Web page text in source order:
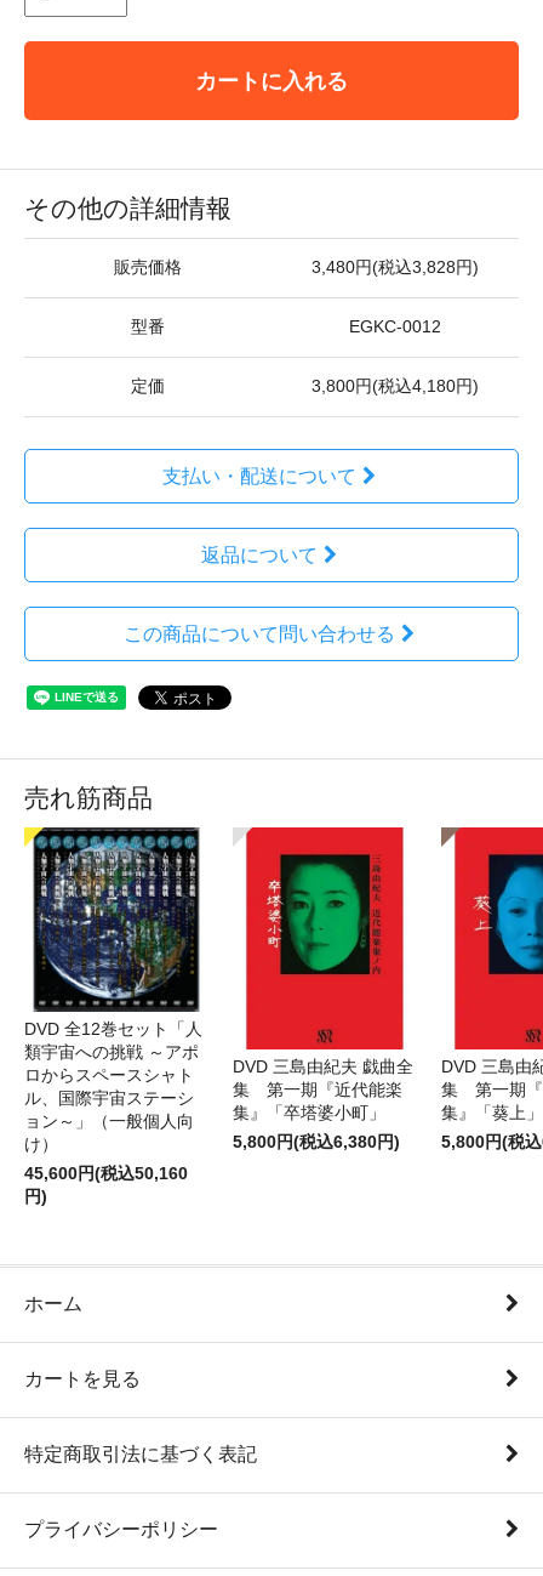
カートに入れる
その他の詳細情報
販売価格 3,480円(税込3,828円)
型番 EGKC-0012
定価 3,800円(税込4,180円)
支払い・配送について
返品について
この商品について問い合わせる
売れ筋商品
DVD 全12巻セット「人
類宇宙への挑戦 ～アポ
ロからスペースシャト
ル、国際宇宙ステーシ
ョン～」（一般個人向
け）
45,600円(税込50,160
円)
DVD 三島由紀夫 戯曲全
集 第一期『近代能楽
集』「卒塔婆小町」
5,800円(税込6,380円)
DVD 三島由
集 第一期『
集』「葵上」
5,800円(税
ホーム
カートを見る
特定商取引法に基づく表記
プライバシーポリシー